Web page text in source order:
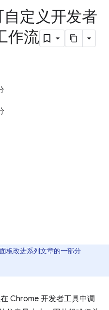
定义开发者
作流
板改进系列文章的一部分
Chrome 开发者工具中调